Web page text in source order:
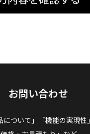
お問い合わせ
について」「機能の実現性」